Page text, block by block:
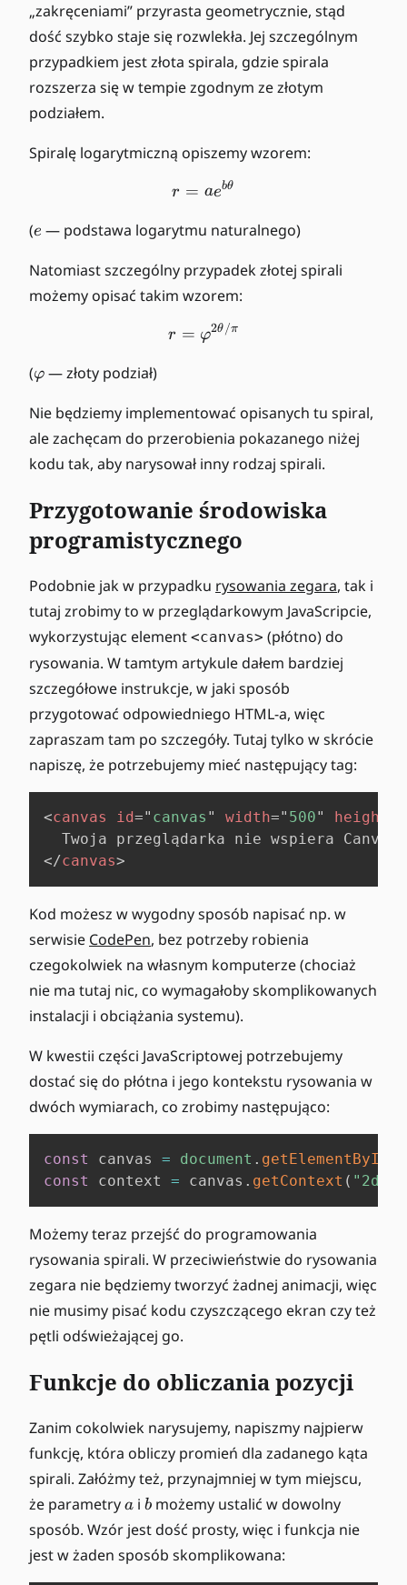
„zakręceniami” przyrasta geometrycznie, stąd
dość szybko staje się rozwlekła. Jej szczególnym
przypadkiem jest złota spirala, gdzie spirala
rozszerza się w tempie zgodnym ze złotym
podziałem.
Spiralę logarytmiczną opiszemy wzorem:
r=ae^{b \theta}
r = aebθ
(e
e — podstawa logarytmu naturalnego)
Natomiast szczególny przypadek złotej spirali
możemy opisać takim wzorem:
r=\varphi ^{2\theta /\pi}
r = φ2θ /π
(\
a
r
h
φ — złoty podział)
Nie będziemy implementować opisanych tu spiral,
ale zachęcam do przerobienia pokazanego niżej
kodu tak, aby narysował inny rodzaj spirali.
Przygotowanie środowiska
programistycznego
Podobnie jak w przypadku rysowania zegara, tak i
tutaj zrobimy to w przeglądarkowym JavaScripcie,
wykorzystując element <canvas> (płótno) do
rysowania. W tamtym artykule dałem bardziej
szczegółowe instrukcje, w jaki sposób
przygotować odpowiedniego HTML-a, więc
zapraszam tam po szczegóły. Tutaj tylko w skrócie
napiszę, że potrzebujemy mieć następujący tag:
<canvas id=" canvas " width=" 500" height
</canvas>
Kod możesz w wygodny sposób napisać np. w
serwisie CodePen, bez potrzeby robienia
czegokolwiek na własnym komputerze (chociaż
nie ma tutaj nic, co wymagałoby skomplikowanych
instalacji i obciążania systemu).
W kwestii części JavaScriptowej potrzebujemy
dostać się do płótna i jego kontekstu rysowania w
dwóch wymiarach, co zrobimy następująco:
const canvas = document . getElementById
const
context = canvas . getContext ( "2d"
Możemy teraz przejść do programowania
rysowania spirali. W przeciwieństwie do rysowania
zegara nie będziemy tworzyć żadnej animacji, więc
nie musimy pisać kodu czyszczącego ekran czy też
pętli odświeżającej go.
Funkcje do obliczania pozycji
Zanim cokolwiek narysujemy, napiszmy najpierw
funkcję, która obliczy promień dla zadanego kąta
spirali. Załóżmy też, przynajmniej w tym miejscu,
że parametrya
a i b
b możemy ustalić w dowolny
sposób. Wzór jest dość prosty, więc i funkcja nie
jest w żaden sposób skomplikowana: